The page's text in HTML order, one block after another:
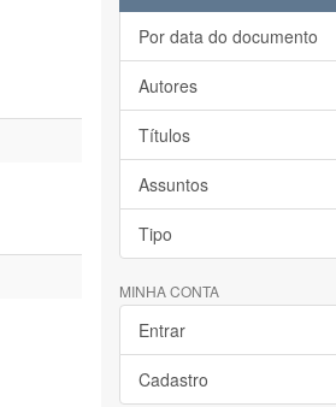
Por data do documento
Autores
Títulos
Assuntos
Tipo
MINHA CONTA
Entrar
Cadastro